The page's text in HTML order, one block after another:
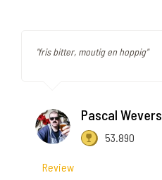
"fris bitter, moutig en hoppig"
Pascal Wevers
53.890
Review